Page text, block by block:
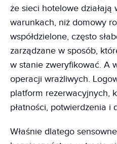
że sieci hotelowe działają
warunkach, niż domowy
współdzielone, często
zarządzane w sposób,
w stanie zweryfikować. A
operacji wrażliwych.
platform rezerwacyjnych,
płatności, potwierdzenia i
Właśnie dlatego